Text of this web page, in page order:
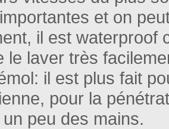
et on
il est waterproof
le laver très
il est plus fait
pour la
peu des mains.